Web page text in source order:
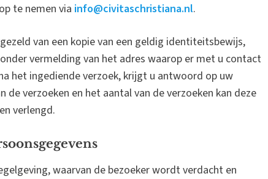
te nemen via info@civitaschristiana.nl.
van een kopie van een geldig identiteitsbewijs,
vermelding van het adres waarop er met u contact
het ingediende verzoek, krijgt u antwoord op uw
de verzoeken en het aantal van de verzoeken kan deze
verlengd.
waarvan de bezoeker wordt verdacht en